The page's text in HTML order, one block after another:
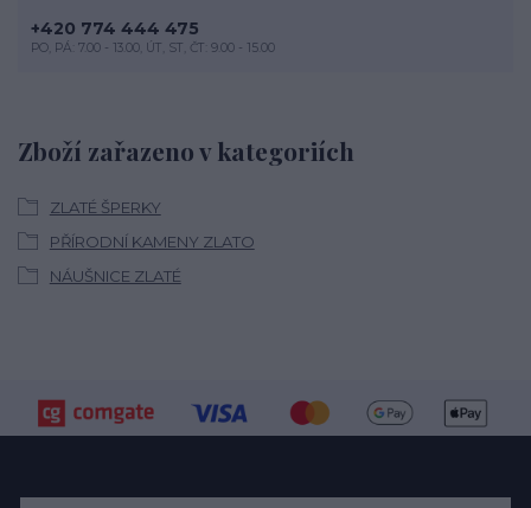
Zboží zařazeno v kategoriích
ZLATÉ ŠPERKY
PŘÍRODNÍ KAMENY ZLATO
NÁUŠNICE ZLATÉ
+420 774 444 475
PO, PÁ: 7.00 - 13.00, ÚT, ST, ČT: 9.00 - 15.00